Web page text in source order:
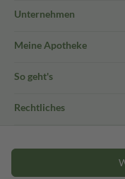
Unternehmen
Meine Apotheke
So geht's
Rechtliches